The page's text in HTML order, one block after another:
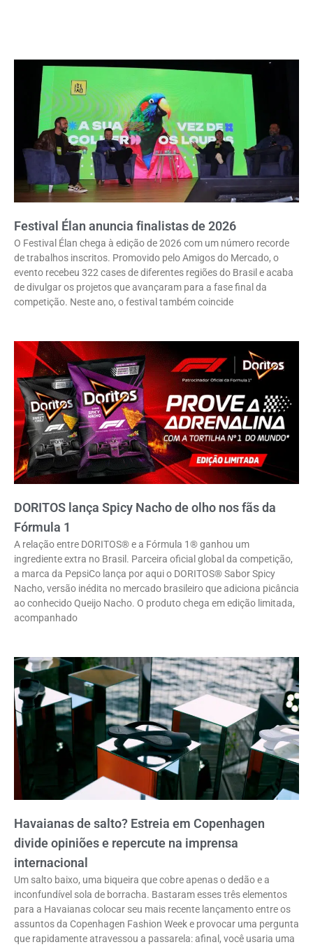
Festival Élan anuncia finalistas de 2026
O Festival Élan chega à edição de 2026 com um número recorde
de trabalhos inscritos. Promovido pelo Amigos do Mercado, o
evento recebeu 322 cases de diferentes regiões do Brasil e acaba
de divulgar os projetos que avançaram para a fase final da
competição. Neste ano, o festival também coincide
DORITOS lança Spicy Nacho de olho nos fãs da
Fórmula 1
A relação entre DORITOS® e a Fórmula 1® ganhou um
ingrediente extra no Brasil. Parceira oficial global da competição,
a marca da PepsiCo lança por aqui o DORITOS® Sabor Spicy
Nacho, versão inédita no mercado brasileiro que adiciona picância
ao conhecido Queijo Nacho. O produto chega em edição limitada,
acompanhado
Havaianas de salto? Estreia em Copenhagen
divide opiniões e repercute na imprensa
internacional
Um salto baixo, uma biqueira que cobre apenas o dedão e a
inconfundível sola de borracha. Bastaram esses três elementos
para a Havaianas colocar seu mais recente lançamento entre os
assuntos da Copenhagen Fashion Week e provocar uma pergunta
que rapidamente atravessou a passarela: afinal, você usaria uma